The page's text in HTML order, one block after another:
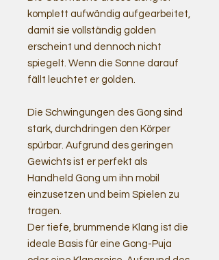
komplett aufwändig aufgearbeitet,
damit sie vollständig golden
erscheint und dennoch nicht
spiegelt. Wenn die Sonne darauf
fällt leuchtet er golden.
Die Schwingungen des Gong sind
stark, durchdringen den Körper
spürbar. Aufgrund des geringen
Gewichts ist er perfekt als
Handheld Gong um ihn mobil
einzusetzen und beim Spielen zu
tragen.
Der tiefe, brummende Klang ist die
ideale Basis für eine Gong-Puja